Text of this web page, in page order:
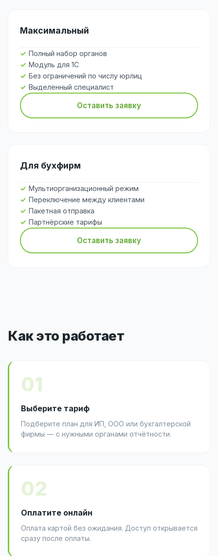
Максимальный
Полный набор органов
Модуль для 1С
Без ограничений по числу юрлиц
Выделенный специалист
Оставить заявку
Для бухфирм
Мультиорганизационный режим
Переключение между клиентами
Пакетная отправка
Партнёрские тарифы
Оставить заявку
Как это работает
01
Выберите тариф
Подберите план для ИП, ООО или бухгалтерской
фирмы — с нужными органами отчётности.
02
Оплатите онлайн
Оплата картой без ожидания. Доступ открывается
сразу после оплаты.